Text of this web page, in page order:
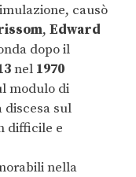
causò
, Edward
dopo il
nel 1970
modulo di
discesa sul
difficile e
nella